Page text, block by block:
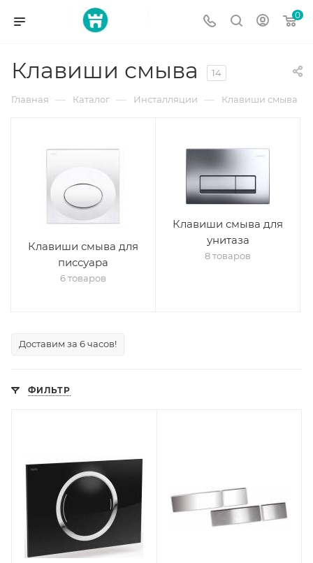
0
Клавиши смыва 14
Главная — Каталог — Инсталляции — Клавиши смыва
Клавиши смыва для
писсуара
6 товаров
Клавиши смыва для
унитаза
8 товаров
Доставим за 6 часов!
ФИЛЬТР